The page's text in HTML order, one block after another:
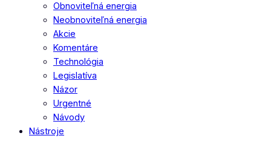
Obnoviteľná energia
Neobnoviteľná energia
Akcie
Komentáre
Technológia
Legislatíva
Názor
Urgentné
Návody
Nástroje